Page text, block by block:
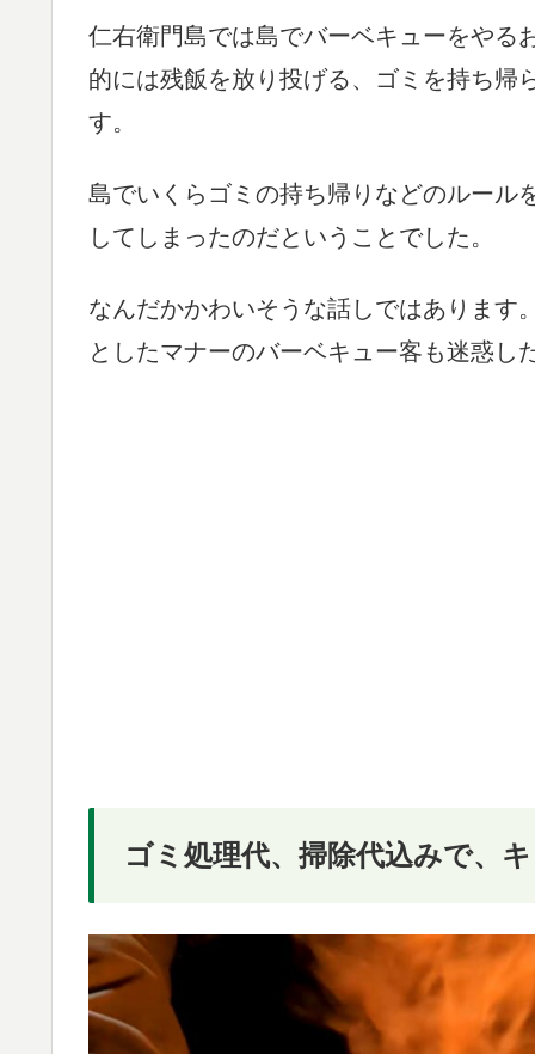
仁右衛門島では島でバーベキューをやる
的には残飯を放り投げる、ゴミを持ち帰
す。
島でいくらゴミの持ち帰りなどのルール
してしまったのだということでした。
なんだかかわいそうな話しではあります
としたマナーのバーベキュー客も迷惑
ゴミ処理代、掃除代込みで、